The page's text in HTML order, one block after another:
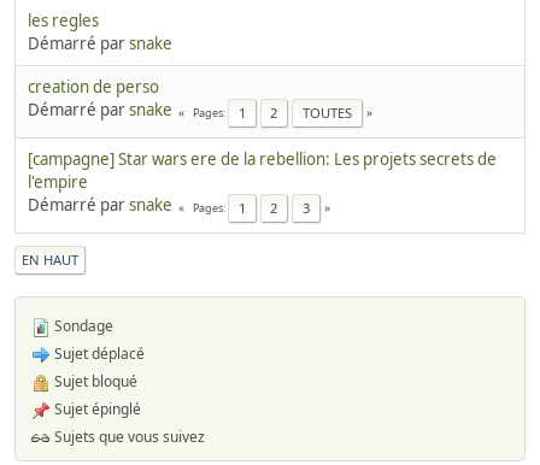
les regles
Démarré parsnake
creation de perso
Démarré parsnake Pages 1 2 TOUTES
[campagne] Star wars ere de la rebellion: Les projets secrets de
l'empire
Démarré parsnake Pages 1 2 3
EN HAUT
Sondage
Sujet déplacé
Sujet bloqué
Sujet épinglé
Sujets que vous suivez